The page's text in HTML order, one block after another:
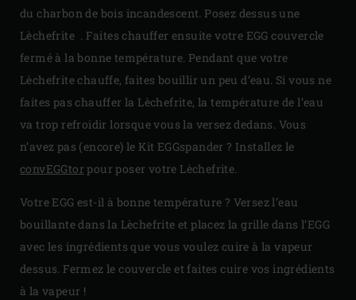
du charbon de bois incandescent. Posez dessus une
Lèchefrite . Faites chauffer ensuite votre EGG couvercle
fermé à la bonne température. Pendant que votre
Lèchefrite chauffe, faites bouillir un peu d’eau. Si vous ne
faites pas chauffer la Lèchefrite, la température de l’eau
va trop refroidir lorsque vous la versez dedans. Vous
n’avez pas (encore) le Kit EGGspander ? Installez le
convEGGtor pour poser votre Lèchefrite.
Votre EGG est-il à bonne température ? Versez l’eau
bouillante dans la Lèchefrite et placez la grille dans l’EGG
avec les ingrédients que vous voulez cuire à la vapeur
dessus. Fermez le couvercle et faites cuire vos ingrédients
à la vapeur !